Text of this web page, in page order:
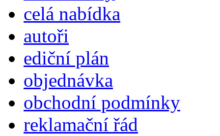
celá nabídka
autoři
ediční plán
objednávka
obchodní podmínky
reklamační řád